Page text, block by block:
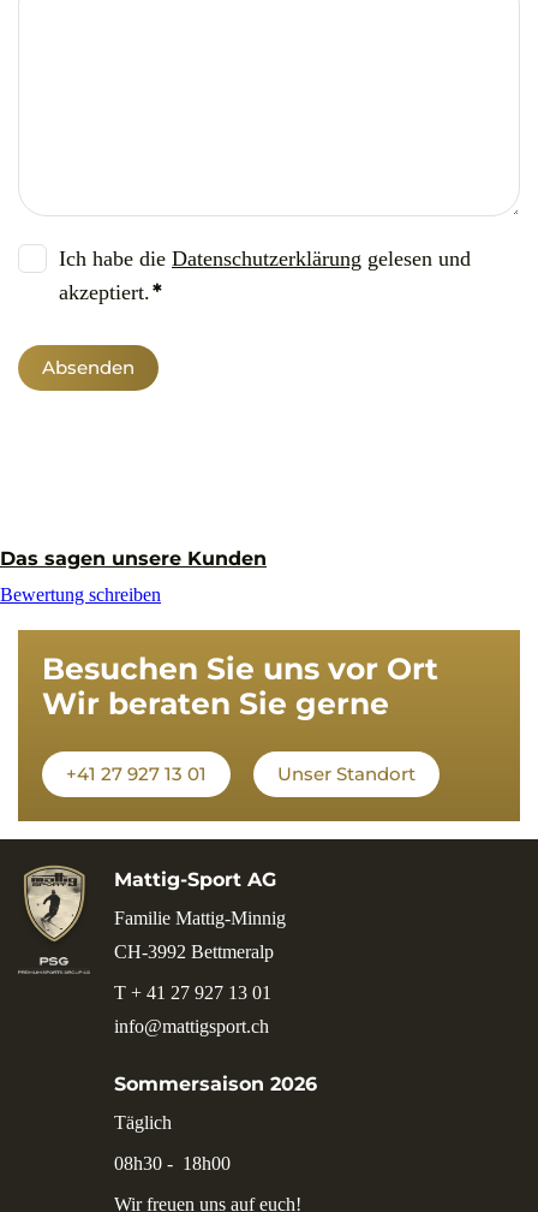
Ich habe die Datenschutzerklärung gelesen und
akzeptiert.*
Das sagen unsere Kunden
Bewertung schreiben
Besuchen Sie uns vor Ort
Wir beraten Sie gerne
+41 27 927 13 01 Unser Standort
Mattig-Sport AG
Familie Mattig-Minnig
CH-3992 Bettmeralp
T + 41 27 927 13 01
info@mattigsport.ch
Sommersaison 2026
Täglich
08h30 - 18h00
Wir freuen uns auf euch!